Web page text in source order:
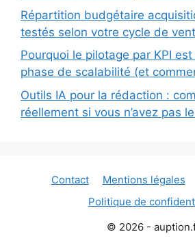
Répartition budgétaire
testés selon votre cycle de
Pourquoi le pilotage par KPI
phase de scalabilité (et
Outils IA pour la rédaction :
réellement si vous n’avez pas
Contact Mentions légales
Politique de
© 2026 -